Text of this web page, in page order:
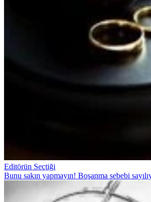
Editörün Seçtiği
Bunu sakın yapmayın! Boşanma sebebi